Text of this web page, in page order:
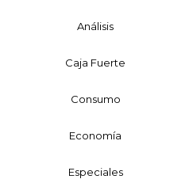
Análisis
Caja Fuerte
Consumo
Economía
Especiales